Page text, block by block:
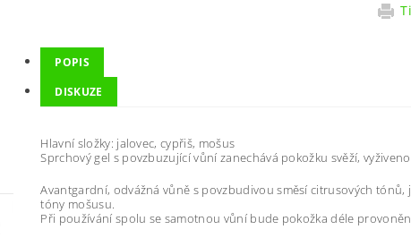
POPIS
DISKUZE
Hlavní složky: jalovec, cypřiš, mošus
Sprchový gel s povzbuzující vůní zanechává pokožku svěží,
Avantgardní, odvážná vůně s povzbudivou směsí citrusových
tóny mošusu.
Při používání spolu se samotnou vůní bude pokožka déle